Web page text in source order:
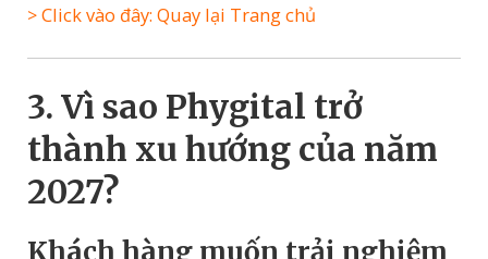
> Click vào đây: Quay lại Trang chủ
3. Vì sao Phygital trở
thành xu hướng của năm
2027?
Khách hàng muốn trải nghiệm